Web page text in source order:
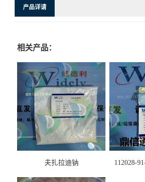
产品详请
相关产品：
夫扎拉迪钠
112028-